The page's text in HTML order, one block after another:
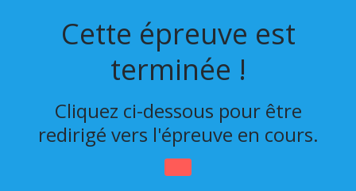
Cette épreuve est
terminée !
Cliquez ci-dessous pour être
redirigé vers l'épreuve en cours.